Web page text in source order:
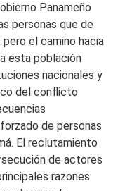
Panameño
personas que de
el camino hacia
esta población
nacionales y
del conflicto
de personas
El reclutamiento
de actores
razones